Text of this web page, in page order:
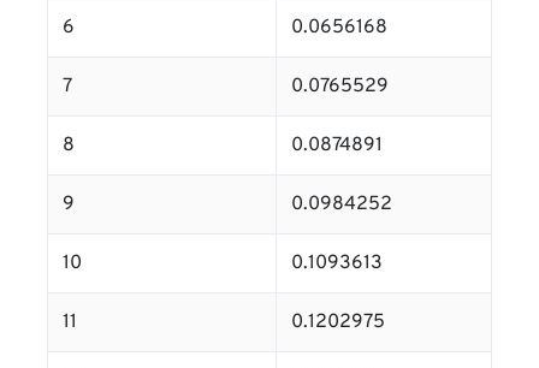
6 0.0656168
7 0.0765529
8 0.0874891
9 0.0984252
10 0.1093613
11 0.1202975